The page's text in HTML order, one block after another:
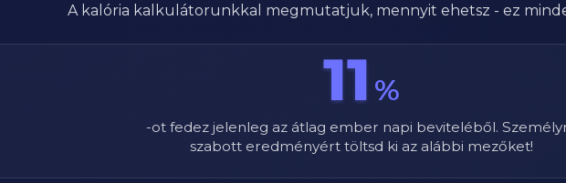
A kalória kalkulátorunkkal megmutatjuk, mennyit ehetsz - ez
11 %
-ot fedez jelenleg az átlag ember napi beviteléből.
szabott eredményért töltsd ki az alábbi mezőket!